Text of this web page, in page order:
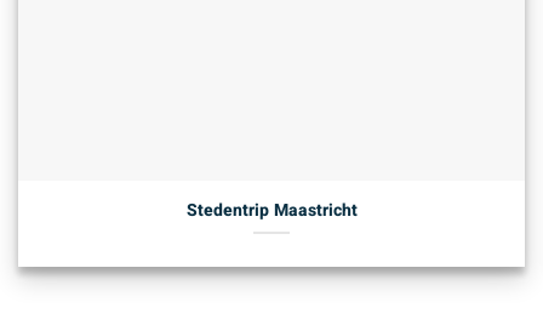
Stedentrip Maastricht